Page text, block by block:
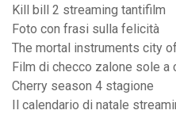
Kill bill 2 streaming tantifilm
Foto con frasi sulla felicità
The mortal instruments city
Film di checco zalone sole
Cherry season 4 stagione
Il calendario di natale